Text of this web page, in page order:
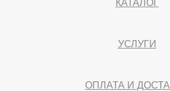
КАТАЛОГ
УСЛУГИ
ОПЛАТА И